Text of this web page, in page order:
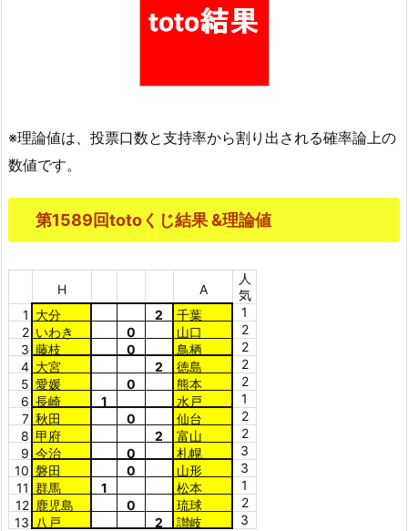
※理論値は、投票口数と支持率から割り出される確率論上の
数値です。
第1589回totoくじ結果 &理論値
H A
人
気
1 大分 2 千葉
1
2 いわき 0 山口
2
3 藤枝 0 鳥栖
2
4 大宮 2 徳島
2
5 愛媛 0 熊本
2
6 長崎 1 水戸
1
7 秋田 0 仙台
2
8 甲府 2 富山
2
9 今治 0 札幌
3
10 磐田 0 山形
3
11 群馬 1 松本
1
12 鹿児島 0 琉球
2
13 八戸 2 讃岐 3